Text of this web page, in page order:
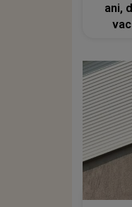
ani,